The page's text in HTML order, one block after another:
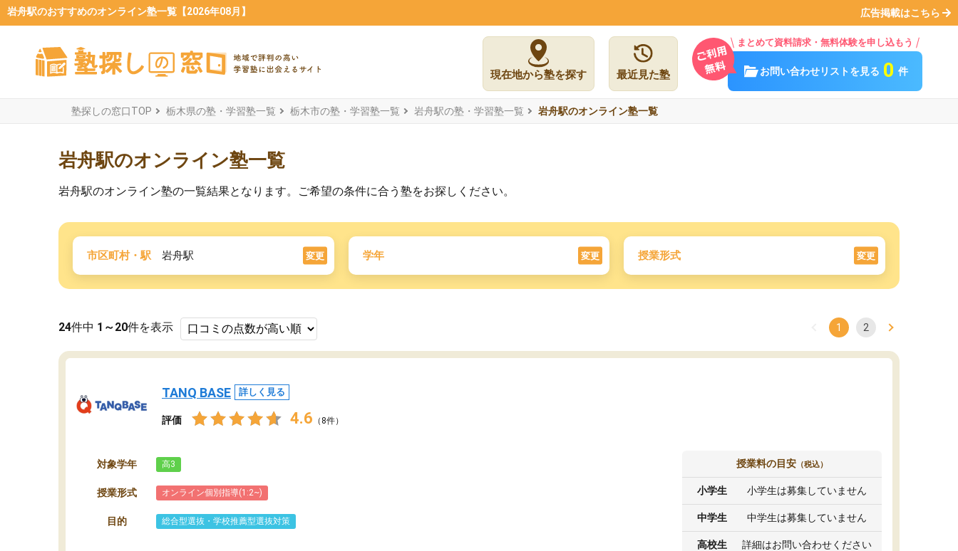
岩舟駅のおすすめのオンライン塾一覧【2026年08月】 広告掲載はこちら
現在地から塾を探す 最近見た塾
まとめて資料請求・無料体験を申し込もう
お問い合わせリストを見る 0 件
塾探しの窓口TOP 栃木県の塾・学習塾一覧 栃木市の塾・学習塾一覧 岩舟駅の塾・学習塾一覧 岩舟駅のオンライン塾一覧
岩舟駅のオンライン塾一覧
岩舟駅のオンライン塾の一覧結果となります。ご希望の条件に合う塾をお探しください。
市区町村・駅 岩舟駅 変更 学年 変更 授業形式 変更
24件中 1～20件を表示 1 2
TANQ BASE 詳しく見る
評価 4.6 （8件）
対象学年 高3
授業形式 オンライン個別指導(1:2~)
目的 総合型選抜・学校推薦型選抜対策
授業料の目安 （税込）
小学生 小学生は募集していません
中学生 中学生は募集していません
高校生 詳細はお問い合わせください